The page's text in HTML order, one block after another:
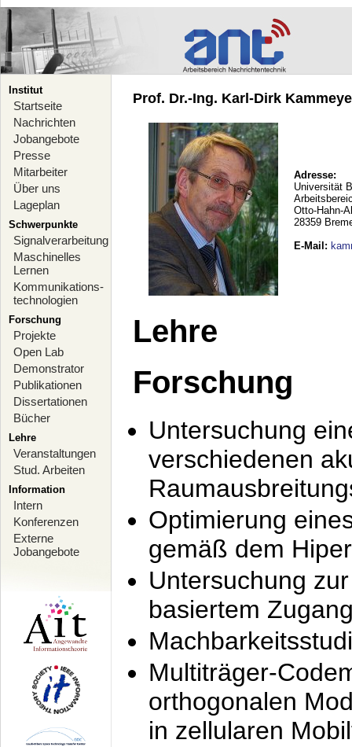
Institut
Startseite
Nachrichten
Jobangebote
Presse
Mitarbeiter
Über uns
Lageplan
Schwerpunkte
Signalverarbeitung
Maschinelles
Lernen
Kommunikations-
technologien
Forschung
Projekte
Open Lab
Demonstrator
Publikationen
Dissertationen
Bücher
Lehre
Veranstaltungen
Stud. Arbeiten
Information
Intern
Konferenzen
Externe
Jobangebote
Prof. Dr.-Ing. Karl-Dirk
Adresse:
Universität
Otto-Hahn-
28359
E-Mail :
Lehre
Forschung
Untersuchung
verschiedenen
Optimierung
gemäß dem
Untersuchung
basiertem
Multiträger-
orthogonalen
in zellularen